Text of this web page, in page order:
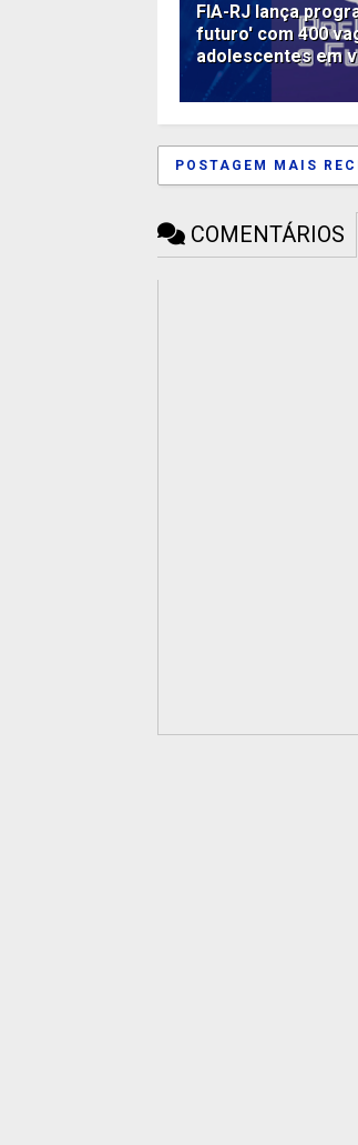
FIA-RJ lança
futuro' com 400
adolescentes em
POSTAGEM MAIS
COMENTÁRIOS